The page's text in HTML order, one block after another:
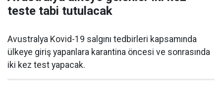
teste tabi tutulacak
Avustralya Kovid-19 salgını tedbirleri kapsamında
ülkeye giriş yapanlara karantina öncesi ve sonrasında
iki kez test yapacak.